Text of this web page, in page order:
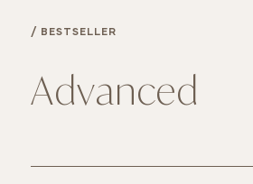
/ BESTSELLER
Advanced